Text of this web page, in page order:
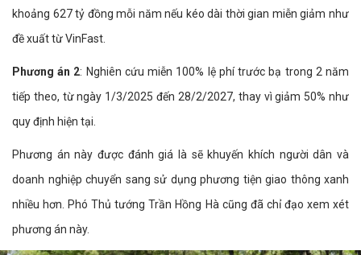
khoảng 627 tỷ đồng mỗi năm nếu kéo dài thời gian miễn giảm như
đề xuất từ VinFast.
Phương án 2: Nghiên cứu miễn 100% lệ phí trước bạ trong 2 năm
tiếp theo, từ ngày 1/3/2025 đến 28/2/2027, thay vì giảm 50% như
quy định hiện tại.
Phương án này được đánh giá là sẽ khuyến khích người dân và
doanh nghiệp chuyển sang sử dụng phương tiện giao thông xanh
nhiều hơn. Phó Thủ tướng Trần Hồng Hà cũng đã chỉ đạo xem xét
phương án này.